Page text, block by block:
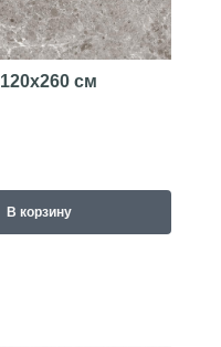
120x260 см
В корзину